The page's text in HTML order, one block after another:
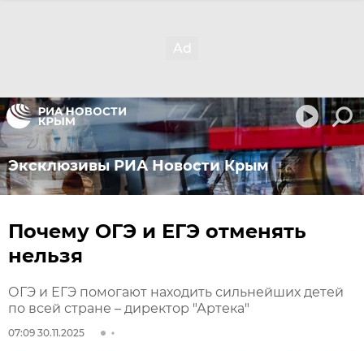
Эксклюзивы РИА Новости Крым
Почему ОГЭ и ЕГЭ отменять
нельзя
ОГЭ и ЕГЭ помогают находить сильнейших детей
по всей стране – директор "Артека"
07:09 30.11.2025